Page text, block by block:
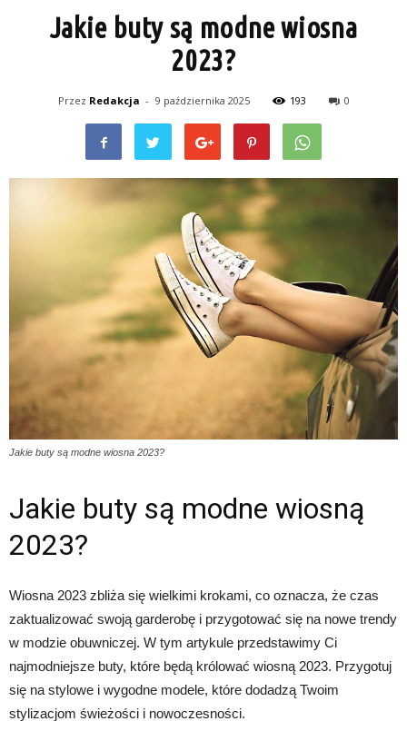
Jakie buty są modne wiosna
2023?
Przez Redakcja - 9 października 2025 193 0
Jakie buty są modne wiosna 2023?
Jakie buty są modne wiosną
2023?
Wiosna 2023 zbliża się wielkimi krokami, co oznacza, że czas
zaktualizować swoją garderobę i przygotować się na nowe trendy
w modzie obuwniczej. W tym artykule przedstawimy Ci
najmodniejsze buty, które będą królować wiosną 2023. Przygotuj
się na stylowe i wygodne modele, które dodadzą Twoim
stylizacjom świeżości i nowoczesności.